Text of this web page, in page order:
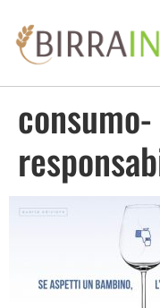
consumo-